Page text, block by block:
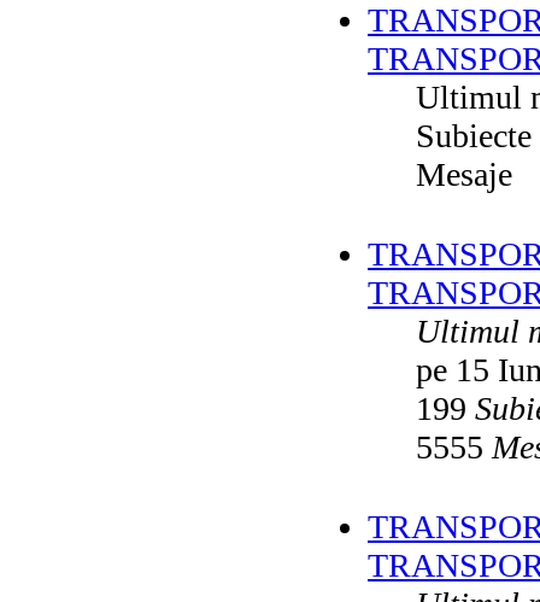
Ultimul
Subiecte
Mesaje
Ultimul
pe 15
199
5555